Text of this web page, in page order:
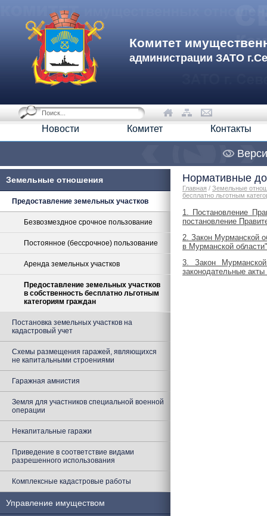
Комитет
администрации ЗАТО
Новости Комитет Контакты
Земельные отношения
Предоставление земельных участков
Безвозмездное срочное пользование
Постоянное (бессрочное) пользование
Аренда земельных участков
Предоставление земельных участков
в собственность бесплатно льготным
категориям граждан
Постановка земельных участков на
кадастровый учет
Схемы размещения гаражей, являющихся
не капитальными строениями
Гаражная амнистия
Земля для участников специальной военной
операции
Некапитальные гаражи
Приведение в соответствие видами
разрешенного использования
Комплексные кадастровые работы
Управление имуществом
Нормативные
Главная / Земельные
бесплатно льготным
1. Постановление
постановление
2. Закон Мурманской
в Мурманской области"
3. Закон
законодательные